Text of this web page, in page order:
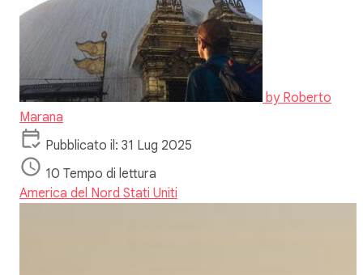
by Roberto
Marana
Pubblicato il: 31 Lug 2025
10 Tempo di lettura
America del Nord Stati Uniti